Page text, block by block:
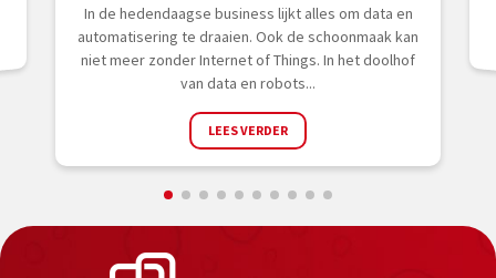
In de hedendaagse business lijkt alles om data en
automatisering te draaien. Ook de schoonmaak kan
niet meer zonder Internet of Things. In het doolhof
van data en robots...
LEES VERDER